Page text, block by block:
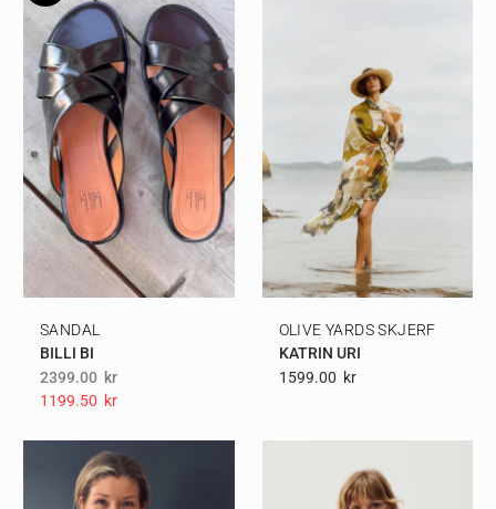
SANDAL
BILLI BI
2399.00 kr
1199.50 Kr
OLIVE YARDS SKJERF
KATRIN URI
1599.00 Kr